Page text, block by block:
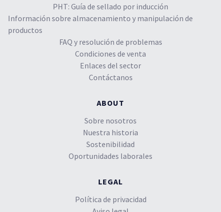
PHT: Guía de sellado por inducción
Información sobre almacenamiento y manipulación de
productos
FAQ y resolución de problemas
Condiciones de venta
Enlaces del sector
Contáctanos
ABOUT
Sobre nosotros
Nuestra historia
Sostenibilidad
Oportunidades laborales
LEGAL
Política de privacidad